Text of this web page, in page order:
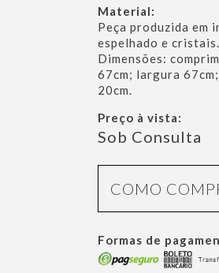
Material:
Peça produzida em
espelhado e cristais.
Dimensões:
67cm; largura
20cm.
Preço à vista:
Sob Consulta
COMO
Formas de